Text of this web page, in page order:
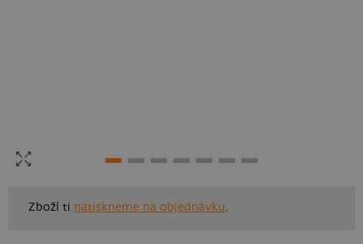
Zboží ti natiskneme na objednávku.